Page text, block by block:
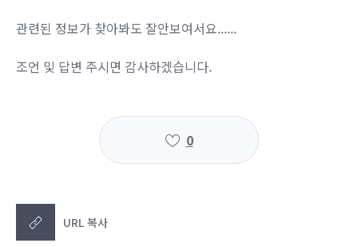
관련된 정보가 찾아봐도 잘안보여서요......
조언 및 답변 주시면 감사하겠습니다.
0
URL 복사